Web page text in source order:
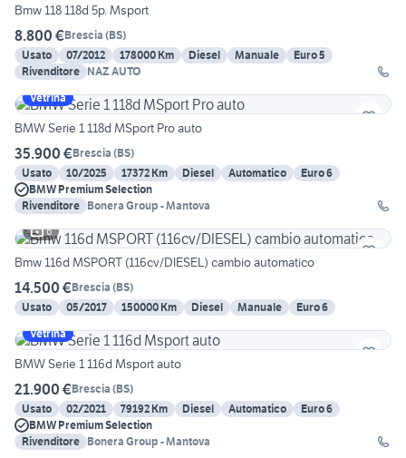
Bmw 118 118d 5p. Msport
8.800 €Brescia (BS)
Usato
07/2012 178000 Km Diesel Manuale
Euro 5
Rivenditore NAZ AUTO
Vetrina
BMW Serie 1 118d MSport Pro auto
35.900 €Brescia (BS)
Usato
10/2025 17372 Km Diesel Automatico
Euro 6
BMW Premium Selection
Rivenditore Bonera Group - Mantova
6
Bmw 116d MSPORT (116cv/DIESEL) cambio automatico
14.500 €Brescia (BS)
Usato
05/2017 150000 Km Diesel Manuale
Euro 6
Vetrina
BMW Serie 1 116d Msport auto
21.900 €Brescia (BS)
Usato
02/2021 79192 Km Diesel Automatico
Euro 6
BMW Premium Selection
Rivenditore Bonera Group - Mantova